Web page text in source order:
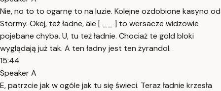
Nie, no to to ogarnę to na luzie. Kolejne ozdobione kasyno od
Stormy. Okej, też ładne, ale [ __ ] to wersacze widzowie
pojebane chyba. U, tu też ładnie. Chociaż te gold bloki
wyglądają już tak. A ten ładny jest ten żyrandol.
15:44
Speaker A
E, patrzcie jak w ogóle jak tu się świeci. Teraz ładnie krzesła